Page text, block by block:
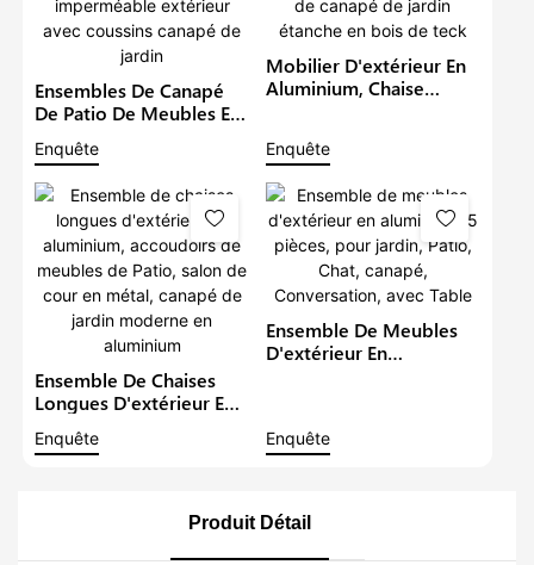
Ensembles De Canapé
De Patio De Meubles En
Aluminium De Luxe Avec
Bras En Bois De Teck
Salon Sectionnel En
Métal Imperméable
Extérieur Avec Coussins
Canapé De Jardin
Enquête
Mobilier D'extérieur En
Aluminium, Chaise
Sièges Pour 4 Personnes
Avec Ensemble De
Canapé De Jardin
Étanche En Bois De Teck
Enquête
Ensemble De Chaises
Longues D'extérieur En
De Meubles De Patio,
Moderne En Aluminium
Enquête
Ensemble De Meubles
D'extérieur En
Avec Table
Enquête
Produit Détail